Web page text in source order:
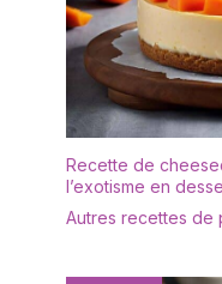
Recette de
l’exotisme en
Autres recettes de